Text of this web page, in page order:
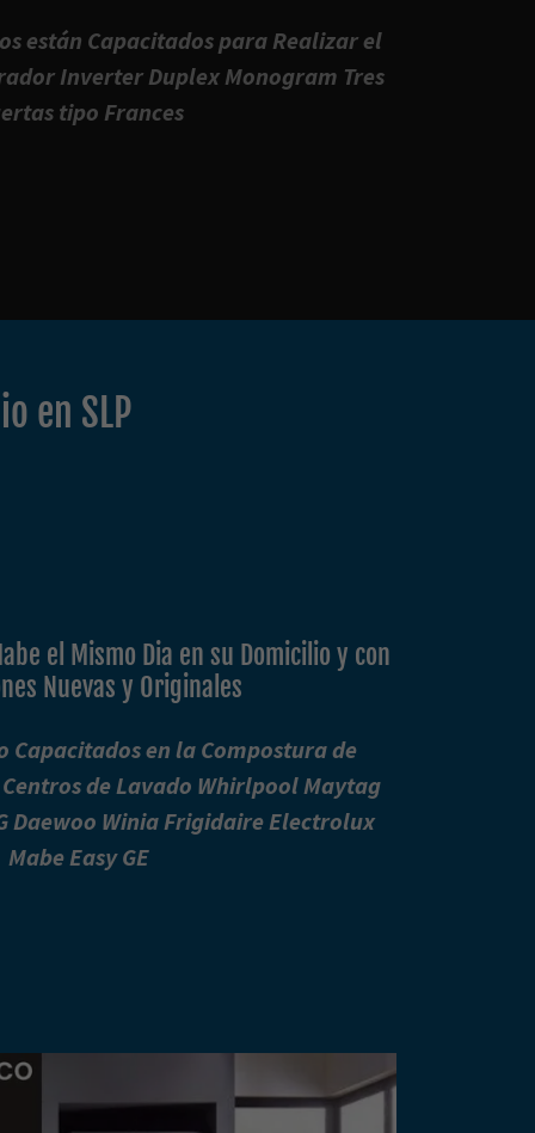
están Capacitados para Realizar el
Inverter Duplex Monogram Tres
tipo Frances
en SLP
el Mismo Dia en su Domicilio y con
Nuevas y Originales
Capacitados en la Compostura de
de Lavado Whirlpool Maytag
Daewoo Winia Frigidaire Electrolux
Mabe Easy GE